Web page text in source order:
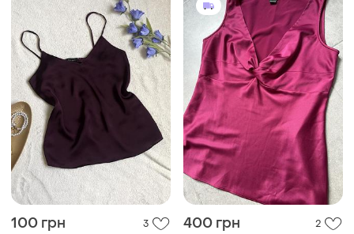
100 грн 3 400 грн 2